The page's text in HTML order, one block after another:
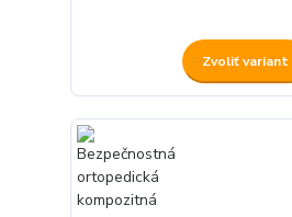
Zvoliť variant